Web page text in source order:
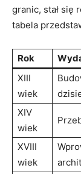
granic, stał się
tabela​
Rok
XIII
wiek
XIV⁣
wiek
XVIII
wiek